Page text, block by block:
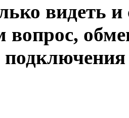
видеть
вопрос,